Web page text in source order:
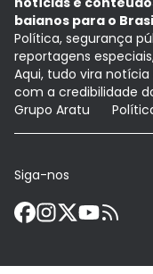
baianos para o
Política, segurança
reportagens
Aqui, tudo vira
com a credibilidade
Grupo Aratu
Siga-nos